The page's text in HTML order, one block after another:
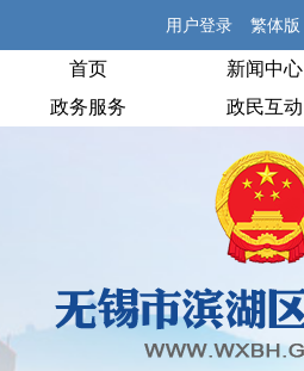
用户登录 繁体版
首页 新闻中心
政务服务
政民互动